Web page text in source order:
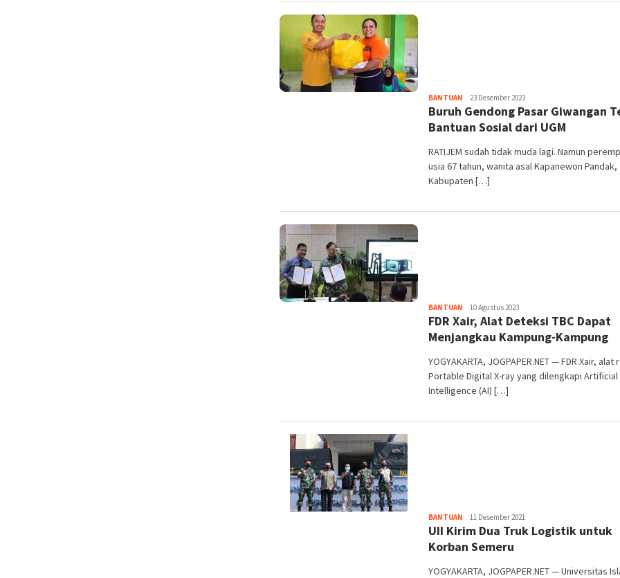
BANTUAN Heri
Purwata
23 Desember 2023
Buruh Gendong Pasar Giwangan
Bantuan Sosial dari UGM
RATIJEM sudah tidak muda lagi. Namun
usia 67 tahun, wanita asal Kapanewon Pandak,
Kabupaten […]
BANTUAN Heri
Purwata
10 Agustus 2023
FDR Xair, Alat Deteksi TBC Dapat
Menjangkau Kampung-Kampung
YOGYAKARTA, JOGPAPER.NET — FDR Xair,
Portable Digital X-ray yang dilengkapi Artificial
Intelligence (AI) […]
BANTUAN Heri
Purwata
11 Desember 2021
UII Kirim Dua Truk Logistik untuk
Korban Semeru
YOGYAKARTA, JOGPAPER.NET — Universitas